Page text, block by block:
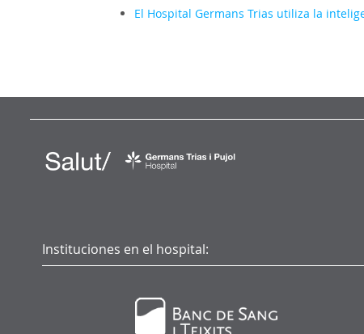
El Hospital Germans Trias utiliza la
Instituciones en el hospital: